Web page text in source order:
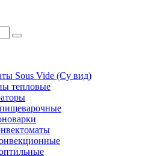
Sous Vide (Су вид)
тепловые